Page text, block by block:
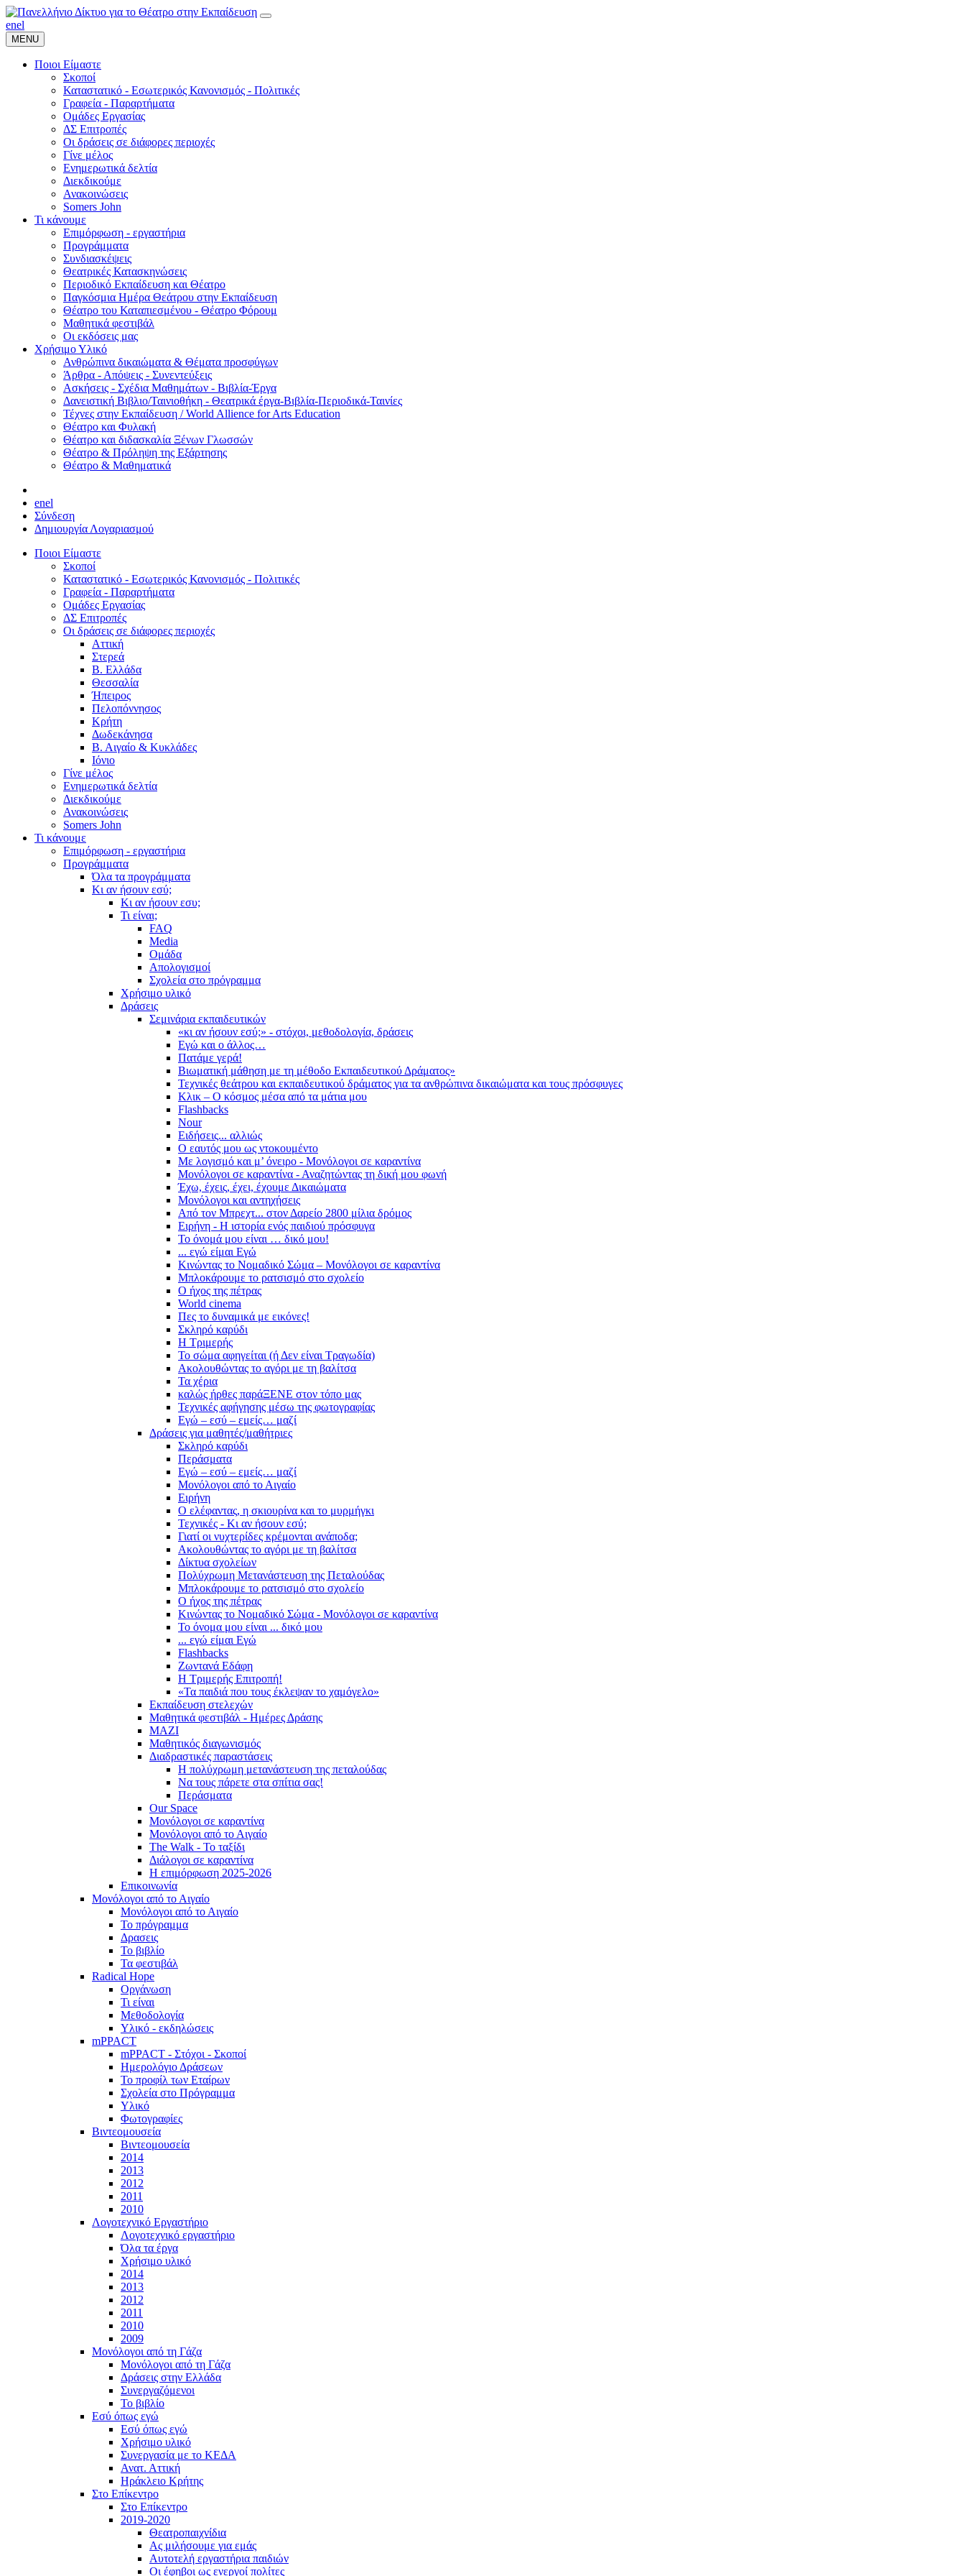
enel
MENU
Ποιοι Είμαστε
Σκοποί
Καταστατικό - Εσωτερικός Κανονισμός - Πολιτικές
Γραφεία - Παραρτήματα
Ομάδες Εργασίας
ΔΣ Επιτροπές
Οι δράσεις σε διάφορες περιοχές
Γίνε μέλος
Ενημερωτικά δελτία
Διεκδικούμε
Ανακοινώσεις
Somers John
Τι κάνουμε
Επιμόρφωση - εργαστήρια
Προγράμματα
Συνδιασκέψεις
Θεατρικές Κατασκηνώσεις
Περιοδικό Εκπαίδευση και Θέατρο
Παγκόσμια Ημέρα Θεάτρου στην Εκπαίδευση
Θέατρο του Καταπιεσμένου - Θέατρο Φόρουμ
Μαθητικά φεστιβάλ
Οι εκδόσεις μας
Χρήσιμο Υλικό
Ανθρώπινα δικαιώματα & Θέματα προσφύγων
Άρθρα - Απόψεις - Συνεντεύξεις
Ασκήσεις - Σχέδια Μαθημάτων - Βιβλία-Έργα
Δανειστική Βιβλιο/Ταινιοθήκη - Θεατρικά έργα-Βιβλία-Περιοδικά-Ταινίες
Τέχνες στην Εκπαίδευση / World Allience for Arts Education
Θέατρο και Φυλακή
Θέατρο και διδασκαλία Ξένων Γλωσσών
Θέατρο & Πρόληψη της Εξάρτησης
Θέατρο & Μαθηματικά
enel
Σύνδεση
Δημιουργία Λογαριασμού
Ποιοι Είμαστε
Σκοποί
Καταστατικό - Εσωτερικός Κανονισμός - Πολιτικές
Γραφεία - Παραρτήματα
Ομάδες Εργασίας
ΔΣ Επιτροπές
Οι δράσεις σε διάφορες περιοχές
Αττική
Στερεά
Β. Ελλάδα
Θεσσαλία
Ήπειρος
Πελοπόννησος
Κρήτη
Δωδεκάνησα
Β. Αιγαίο & Κυκλάδες
Ιόνιο
Γίνε μέλος
Ενημερωτικά δελτία
Διεκδικούμε
Ανακοινώσεις
Somers John
Τι κάνουμε
Επιμόρφωση - εργαστήρια
Προγράμματα
Όλα τα προγράμματα
Κι αν ήσουν εσύ;
Κι αν ήσουν εσυ;
Τι είναι;
FAQ
Media
Ομάδα
Απολογισμοί
Σχολεία στο πρόγραμμα
Χρήσιμο υλικό
Δράσεις
Σεμινάρια εκπαιδευτικών
«κι αν ήσουν εσύ;» - στόχοι, μεθοδολογία, δράσεις
Εγώ και ο άλλος…
Πατάμε γερά!
Βιωματική μάθηση με τη μέθοδο Εκπαιδευτικού Δράματος»
Τεχνικές θεάτρου και εκπαιδευτικού δράματος για τα ανθρώπινα δικαιώματα και τους πρόσφυγες
Κλικ – Ο κόσμος μέσα από τα μάτια μου
Flashbacks
Nour
Ειδήσεις... αλλιώς
Ο εαυτός μου ως ντοκουμέντο
Με λογισμό και μ’ όνειρο - Μονόλογοι σε καραντίνα
Μονόλογοι σε καραντίνα - Αναζητώντας τη δική μου φωνή
Έχω, έχεις, έχει, έχουμε Δικαιώματα
Μονόλογοι και αντηχήσεις
Από τον Μπρεχτ... στον Δαρείο 2800 μίλια δρόμος
Ειρήνη - Η ιστορία ενός παιδιού πρόσφυγα
Το όνομά μου είναι … δικό μου!
... εγώ είμαι Εγώ
Κινώντας το Νομαδικό Σώμα – Μονόλογοι σε καραντίνα
Μπλοκάρουμε το ρατσισμό στο σχολείο
Ο ήχος της πέτρας
World cinema
Πες το δυναμικά με εικόνες!
Σκληρό καρύδι
Η Τριμερής
Το σώμα αφηγείται (ή Δεν είναι Τραγωδία)
Ακολουθώντας το αγόρι με τη βαλίτσα
Τα χέρια
καλώς ήρθες παράΞΕΝΕ στον τόπο μας
Τεχνικές αφήγησης μέσω της φωτογραφίας
Εγώ – εσύ – εμείς… μαζί
Δράσεις για μαθητές/μαθήτριες
Σκληρό καρύδι
Περάσματα
Εγώ – εσύ – εμείς… μαζί
Μονόλογοι από το Αιγαίο
Ειρήνη
Ο ελέφαντας, η σκιουρίνα και το μυρμήγκι
Τεχνικές - Κι αν ήσουν εσύ;
Γιατί οι νυχτερίδες κρέμονται ανάποδα;
Ακολουθώντας το αγόρι με τη βαλίτσα
Δίκτυα σχολείων
Πολύχρωμη Μετανάστευση της Πεταλούδας
Μπλοκάρουμε το ρατσισμό στο σχολείο
Ο ήχος της πέτρας
Κινώντας το Νομαδικό Σώμα - Μονόλογοι σε καραντίνα
Το όνομα μου είναι ... δικό μου
... εγώ είμαι Εγώ
Flashbacks
Ζωντανά Εδάφη
Η Τριμερής Επιτροπή!
«Τα παιδιά που τους έκλεψαν το χαμόγελο»
Εκπαίδευση στελεχών
Μαθητικά φεστιβάλ - Ημέρες Δράσης
ΜΑΖΙ
Μαθητικός διαγωνισμός
Διαδραστικές παραστάσεις
Η πολύχρωμη μετανάστευση της πεταλούδας
Να τους πάρετε στα σπίτια σας!
Περάσματα
Our Space
Μονόλογοι σε καραντίνα
Μονόλογοι από το Αιγαίο
The Walk - Το ταξίδι
Διάλογοι σε καραντίνα
Η επιμόρφωση 2025-2026
Επικοινωνία
Μονόλογοι από το Αιγαίο
Μονόλογοι από το Αιγαίο
Το πρόγραμμα
Δρασεις
Το βιβλίο
Τα φεστιβάλ
Radical Hope
Οργάνωση
Τι είναι
Μεθοδολογία
Υλικό - εκδηλώσεις
mPPACT
mPPACT - Στόχοι - Σκοποί
Ημερολόγιο Δράσεων
Το προφίλ των Εταίρων
Σχολεία στο Πρόγραμμα
Υλικό
Φωτογραφίες
Βιντεομουσεία
Βιντεομουσεία
2014
2013
2012
2011
2010
Λογοτεχνικό Εργαστήριο
Λογοτεχνικό εργαστήριο
Όλα τα έργα
Χρήσιμο υλικό
2014
2013
2012
2011
2010
2009
Μονόλογοι από τη Γάζα
Μονόλογοι από τη Γάζα
Δράσεις στην Ελλάδα
Συνεργαζόμενοι
To βιβλίο
Εσύ όπως εγώ
Εσύ όπως εγώ
Χρήσιμο υλικό
Συνεργασία με το ΚΕΔΑ
Ανατ. Αττική
Ηράκλειο Κρήτης
Στο Επίκεντρο
Στο Επίκεντρο
2019-2020
Θεατροπαιχνίδια
Ας μιλήσουμε για εμάς
Αυτοτελή εργαστήρια παιδιών
Οι έφηβοι ως ενεργοί πολίτες